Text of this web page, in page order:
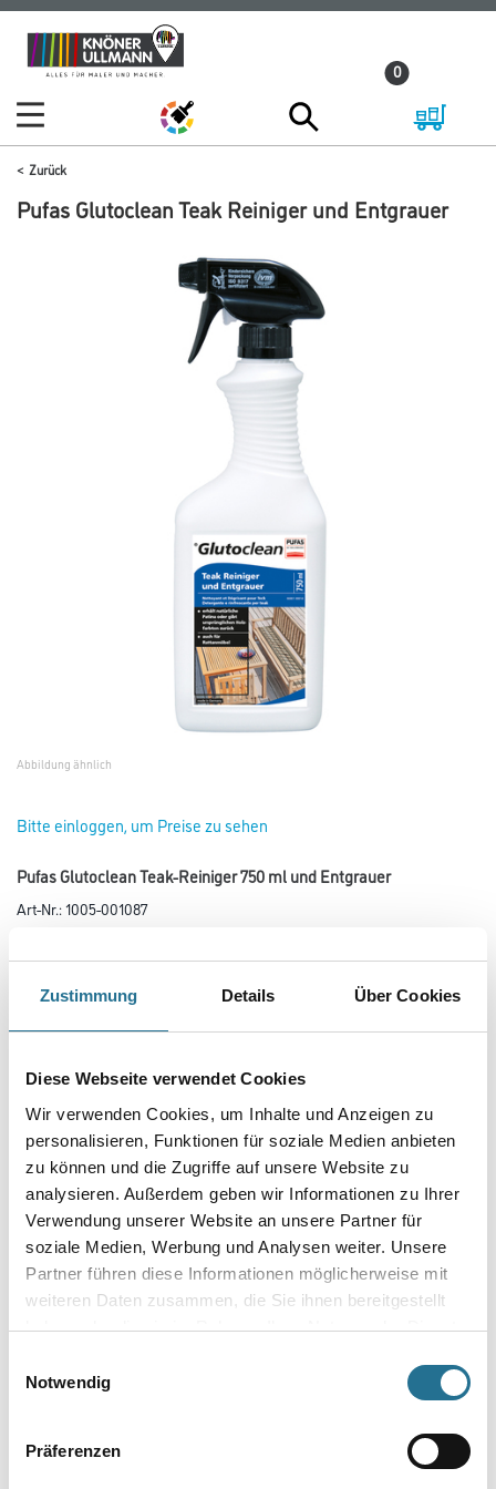
Zustimmung Details Über Cookies
Diese Webseite verwendet Cookies
Wir verwenden Cookies, um Inhalte und Anzeigen zu
personalisieren, Funktionen für soziale Medien anbieten
zu können und die Zugriffe auf unsere Website zu
analysieren. Außerdem geben wir Informationen zu Ihrer
Verwendung unserer Website an unsere Partner für
soziale Medien, Werbung und Analysen weiter. Unsere
Partner führen diese Informationen möglicherweise mit
weiteren Daten zusammen, die Sie ihnen bereitgestellt
haben oder die sie im Rahmen Ihrer Nutzung der Dienste
Notwendig
Präferenzen
Zum
Inhalt
Zum
Navigationsmenü
0
Zurück
Pufas Glutoclean Teak Reiniger und Entgrauer
Abbildung ähnlich
Bitte einloggen, um Preise zu sehen
Pufas Glutoclean Teak-Reiniger 750 ml und Entgrauer
Art-Nr.:1005-001087
Farbtonbezeichnung
Gebinde
Umrechnungsfaktoren
PRODUKTEIGENSCHAFTEN